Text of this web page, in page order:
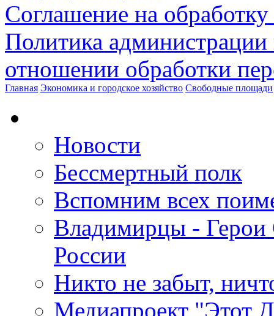
Соглашение на
Политика
отношении обработки
Главная Экономика и городское хозяйство Свободные площади
Новости
Бессмертный полк
Вспомним всех
Владимирцы - Герои
России
Никто не забыт,
Медиапроект "Этот